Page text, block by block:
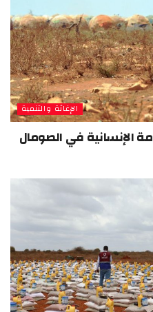
الإغاثة والتنمية
الإنسانية في الصومال